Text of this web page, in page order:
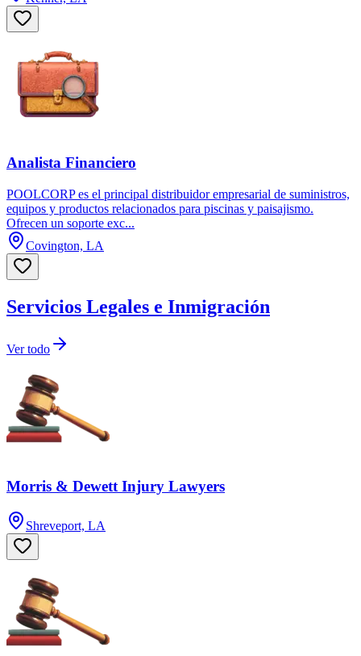
Analista Financiero
POOLCORP es el principal distribuidor empresarial de suministros,
equipos y productos relacionados para piscinas y paisajismo.
Ofrecen un soporte exc...
Covington, LA
Servicios Legales e Inmigración
Ver todo
Morris & Dewett Injury Lawyers
Shreveport, LA